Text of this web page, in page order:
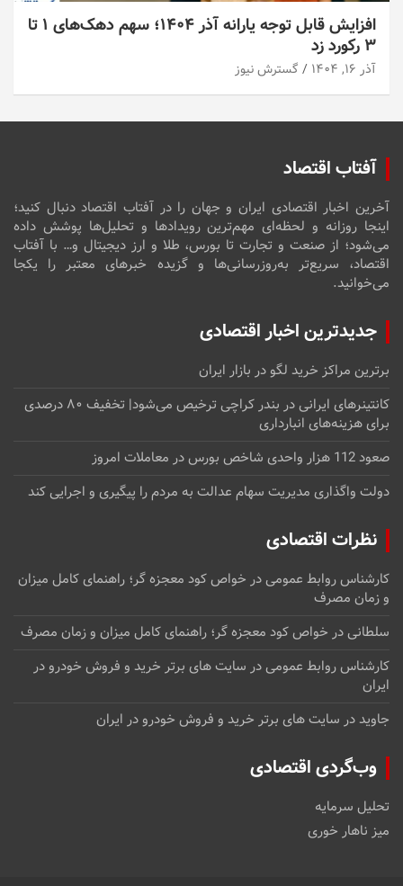
افزایش قابل توجه یارانه آذر ۱۴۰۴؛ سهم دهک‌های ۱ تا
۳ رکورد زد
آذر ۱۶, ۱۴۰۴ گسترش نیوز
آفتاب اقتصاد
آخرین اخبار اقتصادی ایران و جهان را در آفتاب اقتصاد دنبال کنید؛
اینجا روزانه و لحظه‌ای مهم‌ترین رویدادها و تحلیل‌ها پوشش داده
می‌شود؛ از صنعت و تجارت تا بورس، طلا و ارز دیجیتال و… با آفتاب
اقتصاد، سریع‌تر به‌روزرسانی‌ها و گزیده خبرهای معتبر را یکجا
می‌خوانید.
جدیدترین اخبار اقتصادی
برترین مراکز خرید لگو در بازار ایران
کانتینرهای ایرانی در بندر کراچی ترخیص می‌شود| تخفیف ۸۰ درصدی
برای هزینه‌های انبارداری
صعود 112 هزار واحدی شاخص بورس در معاملات امروز
دولت واگذاری مدیریت سهام عدالت به مردم را پیگیری و اجرایی کند
نظرات اقتصادی
کارشناس روابط عمومیدرخواص کود معجزه گر؛ راهنمای کامل میزان
و زمان مصرف
سلطانیدرخواص کود معجزه گر؛ راهنمای کامل میزان و زمان مصرف
کارشناس روابط عمومیدرسایت های برتر خرید و فروش خودرو در
ایران
جاویددرسایت های برتر خرید و فروش خودرو در ایران
وب‌گردی اقتصادی
تحلیل سرمایه
میز ناهار خوری